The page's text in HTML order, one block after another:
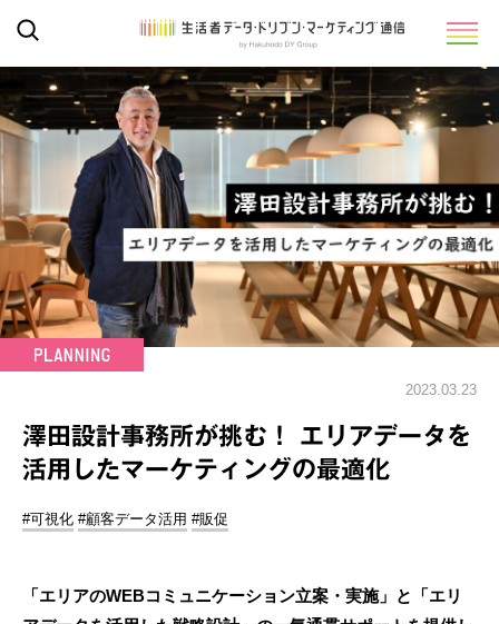
2023.03.23
澤田設計事務所が挑む！ エリアデータを
活用したマーケティングの最適化
#可視化 #顧客データ活用 #販促
「エリアのWEBコミュニケーション立案・実施」と「エリ